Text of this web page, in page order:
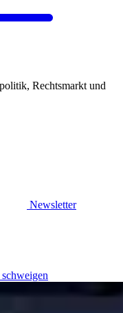
Rechtsmarkt und
Newsletter